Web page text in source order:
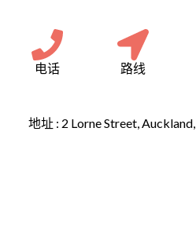
电话 路线
地址 : 2 Lorne Street,